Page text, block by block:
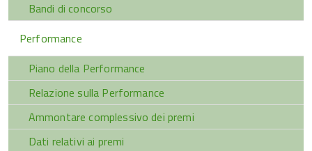
Bandi di concorso
Performance
Piano della Performance
Relazione sulla Performance
Ammontare complessivo dei premi
Dati relativi ai premi